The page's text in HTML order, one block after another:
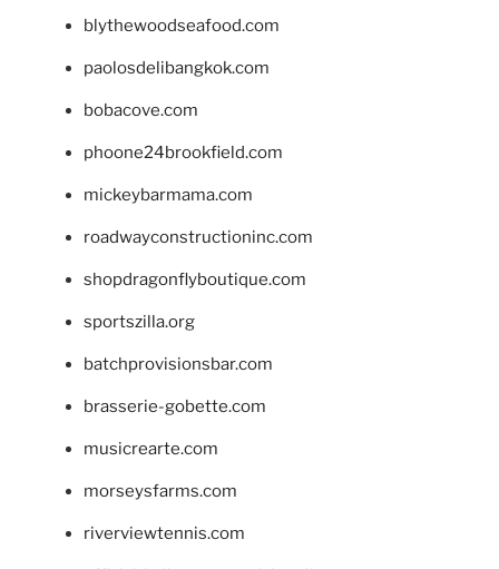
blythewoodseafood.com
paolosdelibangkok.com
bobacove.com
phoone24brookfield.com
mickeybarmama.com
roadwayconstructioninc.com
shopdragonflyboutique.com
sportszilla.org
batchprovisionsbar.com
brasserie-gobette.com
musicrearte.com
morseysfarms.com
riverviewtennis.com